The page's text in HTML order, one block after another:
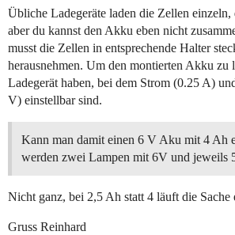
Übliche Ladegeräte laden die Zellen einzeln,
aber du kannst den Akku eben nicht
musst die Zellen in entsprechende Halter
herausnehmen. Um den montierten Akku zu
Ladegerät haben, bei dem Strom (0.25 A)
V) einstellbar sind.
Kann man damit einen 6 V Aku mit 4 Ah
werden zwei Lampen mit 6V und jeweils
Nicht ganz, bei 2,5 Ah statt 4 läuft die Sache
Gruss Reinhard